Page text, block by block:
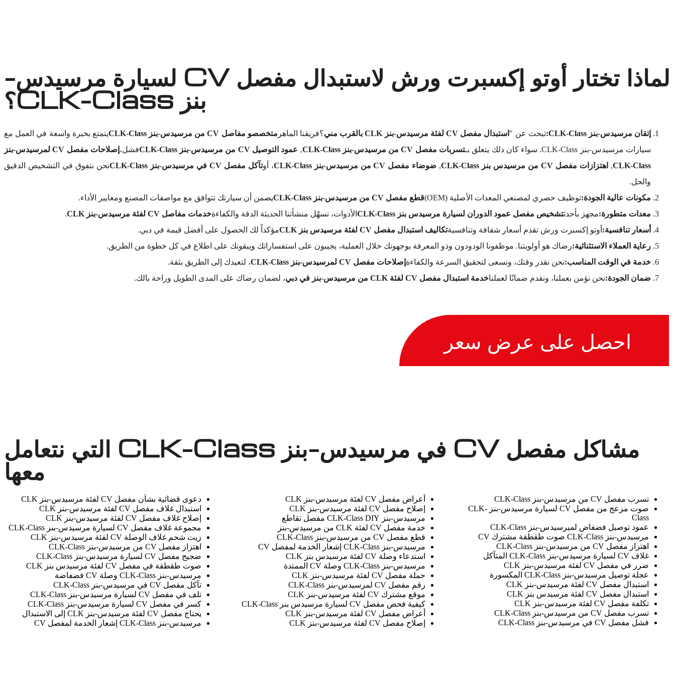
لماذا تختار أوتو إكسبرت ورش لاستبدال مفصل CV لسيارة مرسيدس-
بنز CLK-Class؟
إتقان مرسيدس-بنز CLK-Class: تبحث عن " استبدال مفصل CV لفئة مرسيدس-بنز CLK بالقرب مني ؟فريقنا الماهر متخصصو مفاصل CV من مرسيدس-بنز CLK-Class
يتمتع بخبرة واسعة في العمل مع
سيارات مرسيدس-بنز CLK-Class. سواء كان ذلك يتعلق بـ
تسربات مفصل CV من مرسيدس-بنز CLK-Class , عمود التوصيل CV من مرسيدس-بنز CLK-Class فشل،
إصلاحات مفصل CV لمرسيدس-بنز
CLK-Class
, اهتزازات مفصل CV من مرسيدس بنز CLK-Class , ضوضاء مفصل CV من مرسيدس-بنز CLK-Class ، أوتآكل مفصل CV في مرسيدس-بنز CLK-Class
نحن نتفوق في التشخيص الدقيق
والحل.
مكونات عالية الجودة:توظيف حصري لمصنعي المعدات الأصلية (OEM) قطع مفصل CV من مرسيدس-بنز CLK-Class
يضمن أن سيارتك تتوافق مع مواصفات المصنع ومعايير الأداء.
معدات متطورة:مجهز بأحدثتشخيص مفصل عمود الدوران لسيارة مرسيدس بنز CLK-Class الأدوات، تسهّل منشأتنا الحديثة الدقة والكفاءةخدمات مفاصل CV لفئة مرسيدس-بنز CLK
.
أسعار تنافسية: أوتو إكسبرت ورش تقدم أسعار شفافة وتنافسيةتكاليف استبدال مفصل CV لفئة مرسيدس بنز CLK
مؤكداً لك الحصول على أفضل قيمة في دبي.
رعاية العملاء الاستثنائية:رضاك هو أولويتنا. موظفونا الودودون وذو المعرفة يوجهونك خلال العملية، يجيبون على استفساراتك ويبقونك على اطلاع في كل خطوة من الطريق.
خدمة في الوقت المناسب:نحن نقدر وقتك، ونسعى لتحقيق السرعة والكفاءة إصلاحات مفصل CV لمرسيدس-بنز CLK-Class
، لتعيدك إلى الطريق بثقة.
ضمان الجودة:نحن نؤمن بعملنا، ونقدم ضمانًا لعملناخدمة استبدال مفصل CV لفئة CLK من مرسيدس-بنز في دبي ، لضمان رضاك على المدى الطويل وراحة بالك.
احصل على عرض سعر
مشاكل مفصل CV في مرسيدس-بنز CLK-Class التي نتعامل
معها
تسرب مفصل CV من مرسيدس-بنز CLK-Class
صوت مزعج من مفصل CV لسيارة مرسيدس-بنز CLK-
Class
عمود توصيل فضفاض لميرسيدس-بنز CLK-Class
مرسيدس-بنز CLK-Class صوت طقطقة مشترك CV
اهتزاز مفصل CV من مرسيدس-بنز CLK-Class
غلاف CV لسيارة مرسيدس-بنز CLK-Class المتآكل
ضرر في مفصل CV لفئة مرسيدس-بنز CLK
عجلة توصيل مرسيدس-بنز CLK-Class المكسورة
استبدال مفصل CV لفئة مرسيدس-بنز CLK
استبدال مفصل CV لفئة مرسيدس بنز CLK
تكلفة مفصل CV لفئة مرسيدس-بنز CLK
تسرب مفصل CV من مرسيدس-بنز CLK-Class
فشل مفصل CV في مرسيدس-بنز CLK-Class
أعراض مفصل CV لفئة مرسيدس-بنز CLK
إصلاح مفصل CV لفئة مرسيدس-بنز CLK
مرسيدس-بنز CLK-Class DIY مفصل تقاطع
خدمة مفصل CV لفئة CLK من مرسيدس-بنز
قطع مفصل CV من مرسيدس-بنز CLK-Class
مرسيدس-بنز CLK-Class إشعار الخدمة لمفصل CV
استدعاء وصلة CV لفئة مرسيدس بنز CLK
مرسيدس-بنز CLK-Class وصلة CV الممتدة
حملة مفصل CV لفئة مرسيدس-بنز CLK
رقم مفصل CV لمرسيدس-بنز CLK-Class
موقع مشترك CV لفئة مرسيدس-بنز CLK
كيفية فحص مفصل CV لسيارة مرسيدس بنز CLK-Class
أعراض مفصل CV لفئة مرسيدس-بنز CLK
إصلاح مفصل CV لفئة مرسيدس-بنز CLK
دعوى قضائية بشأن مفصل CV لفئة مرسيدس-بنز CLK
استبدال غلاف مفصل CV لفئة مرسيدس-بنز CLK
إصلاح غلاف مفصل CV لفئة مرسيدس-بنز CLK
مجموعة غلاف مفصل CV لسيارة مرسيدس-بنز CLK-Class
زيت شحم غلاف الوصلة CV لفئة مرسيدس-بنز CLK
اهتزاز مفصل CV من مرسيدس-بنز CLK-Class
ضجيج مفصل CV لسيارة مرسيدس-بنز CLK-Class
صوت طقطقة في مفصل CV لفئة مرسيدس بنز CLK
مرسيدس-بنز CLK-Class وصلة CV فضفاضة
تآكل مفصل CV في مرسيدس-بنز CLK-Class
تلف في مفصل CV لسيارة مرسيدس-بنز CLK-Class
كسر في مفصل CV لسيارة مرسيدس-بنز CLK-Class
يحتاج مفصل CV لفئة مرسيدس-بنز CLK إلى الاستبدال
مرسيدس-بنز CLK-Class إشعار الخدمة لمفصل CV